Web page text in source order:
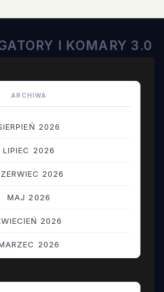
I KOMARY 3.0
ARCHIWA
2026
LIPIEC 2026
2026
MAJ 2026
2026
2026